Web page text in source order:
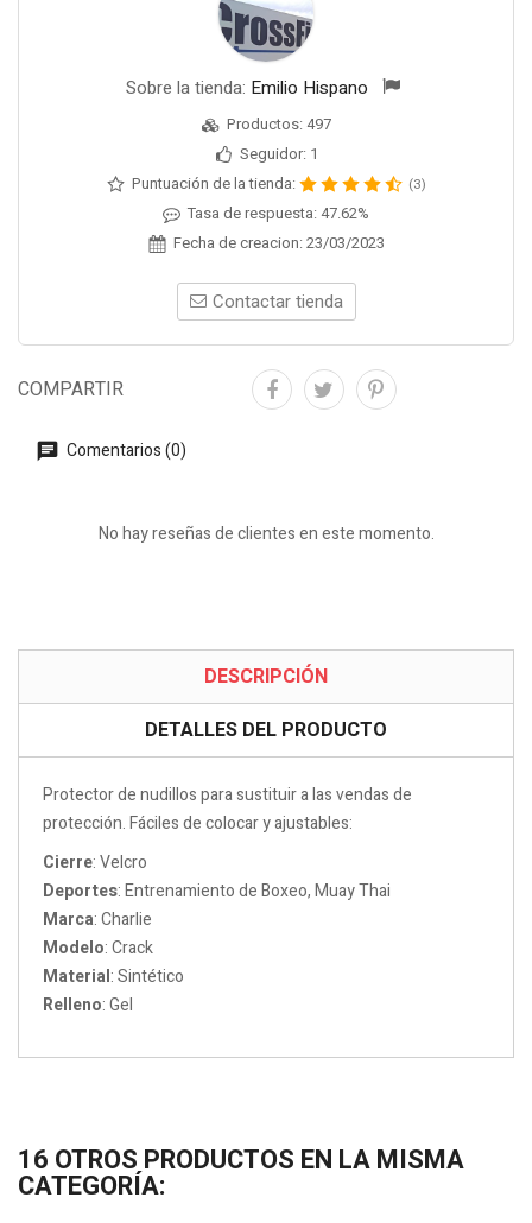
Sobre la tienda: Emilio Hispano
Productos:497
Seguidor: 1
Puntuación de la tienda:
(3)
Tasa de respuesta:47.62%
Fecha de creacion:23/03/2023
Contactar tienda
COMPARTIR
Comentarios (0)
No hay reseñas de clientes en este momento.
DESCRIPCIÓN
DETALLES DEL PRODUCTO
Protector de nudillos para sustituir a las vendas de
protección. Fáciles de colocar y ajustables:
Cierre: Velcro
Deportes: Entrenamiento de Boxeo, Muay Thai
Marca: Charlie
Modelo: Crack
Material: Sintético
Relleno: Gel
16 OTROS PRODUCTOS EN LA MISMA
CATEGORÍA: